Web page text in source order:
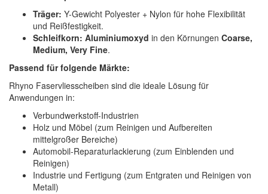
Träger: Y-Gewicht Polyester + Nylon für hohe Flexibilität
und Reißfestigkeit.
Schleifkorn: Aluminiumoxyd in den Körnungen Coarse,
Medium, Very Fine.
Passend für folgende Märkte:
Rhyno Faservliesscheiben sind die ideale Lösung für
Anwendungen in:
Verbundwerkstoff-Industrien
Holz und Möbel (zum Reinigen und Aufbereiten
mittelgroßer Bereiche)
Automobil-Reparaturlackierung (zum Einblenden und
Reinigen)
Industrie und Fertigung (zum Entgraten und Reinigen von
Metall)